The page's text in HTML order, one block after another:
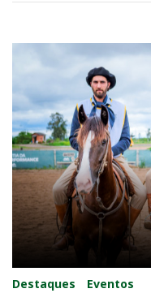
Destaques Eventos